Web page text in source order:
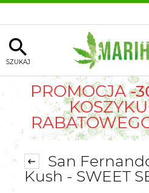
SZUKAJ
PROMOCJA-
San
Kush - SWEET